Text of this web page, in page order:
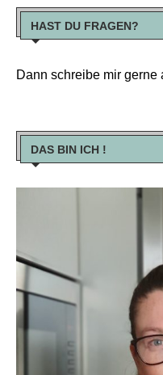
HAST DU FRAGEN?
Dann schreibe mir
DAS BIN ICH !